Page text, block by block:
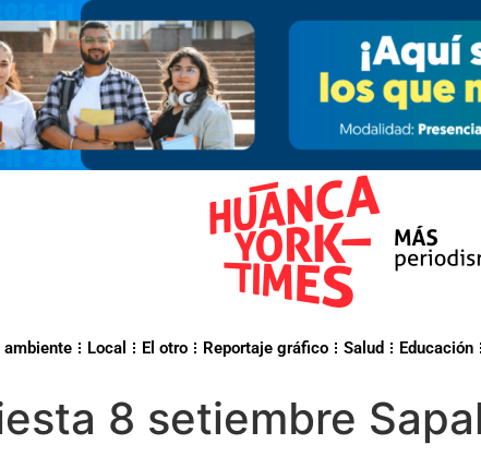
ambiente Local El otro Reportaje gráfico Salud Educación
8 setiembre